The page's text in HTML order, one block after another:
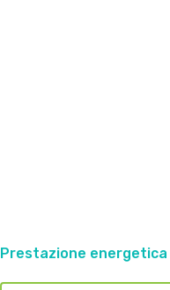
Prestazione energetica